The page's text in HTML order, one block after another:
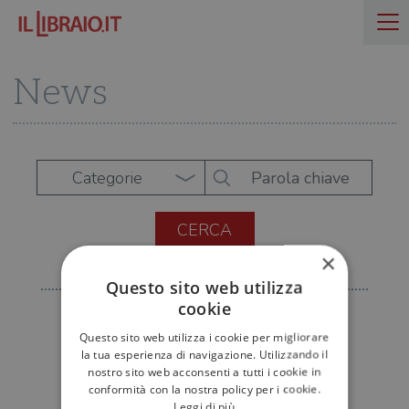
News
Categorie
×
Questo sito web utilizza
cookie
Questo sito web utilizza i cookie per migliorare
la tua esperienza di navigazione. Utilizzando il
nostro sito web acconsenti a tutti i cookie in
conformità con la nostra policy per i cookie.